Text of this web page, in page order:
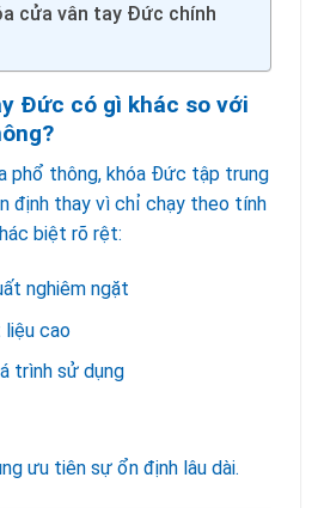
cửa vân tay Đức chính
Đức có gì khác so với
phổ thông, khóa Đức tập trung
định thay vì chỉ chạy theo tính
biệt rõ rệt:
nghiêm ngặt
liệu cao
trình sử dụng
ưu tiên sự ổn định lâu dài.